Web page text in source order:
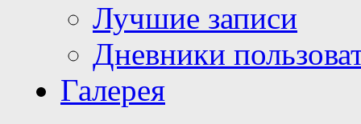
Лучшие записи
Дневники
Галерея